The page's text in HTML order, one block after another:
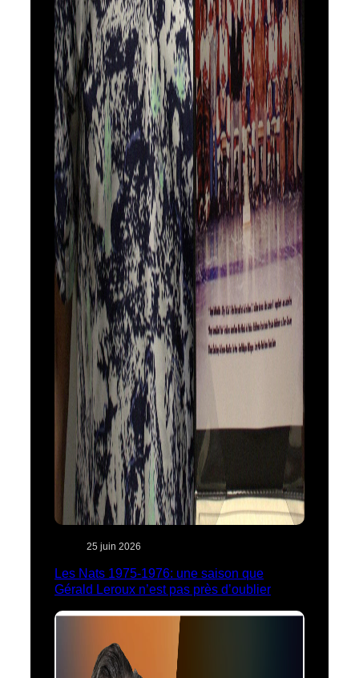
25 juin 2026
Les Nats 1975-1976: une saison que
Gérald Leroux n’est pas près d’oublier